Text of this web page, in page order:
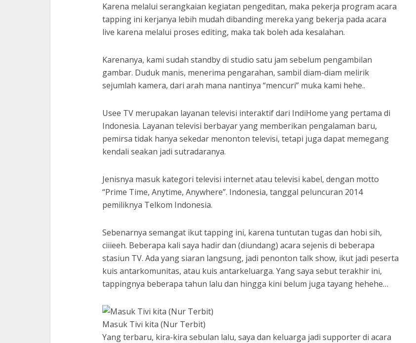
Karena melalui serangkaian kegiatan pengeditan, maka pekerja program acara
tapping ini kerjanya lebih mudah dibanding mereka yang bekerja pada acara
live karena melalui proses editing, maka tak boleh ada kesalahan.
Karenanya, kami sudah standby di studio satu jam sebelum pengambilan
gambar. Duduk manis, menerima pengarahan, sambil diam-diam melirik
sejumlah kamera, dari arah mana nantinya “mencuri” muka kami hehe..
Usee TV merupakan layanan televisi interaktif dari IndiHome yang pertama di
Indonesia. Layanan televisi berbayar yang memberikan pengalaman baru,
pemirsa tidak hanya sekedar menonton televisi, tetapi juga dapat memegang
kendali seakan jadi sutradaranya.
Jenisnya masuk kategori televisi internet atau televisi kabel, dengan motto
“Prime Time, Anytime, Anywhere”. Indonesia, tanggal peluncuran 2014
pemiliknya Telkom Indonesia.
Sebenarnya semangat ikut tapping ini, karena tuntutan tugas dan hobi sih,
ciiieeh. Beberapa kali saya hadir dan (diundang) acara sejenis di beberapa
stasiun TV. Ada yang siaran langsung, jadi penonton talk show, ikut jadi peserta
kuis antarkomunitas, atau kuis antarkeluarga. Yang saya sebut terakhir ini,
tappingnya beberapa tahun lalu dan hingga kini belum juga tayang hehehe…
Masuk Tivi kita (Nur Terbit)
Yang terbaru, kira-kira sebulan lalu, saya dan keluarga jadi supporter di acara